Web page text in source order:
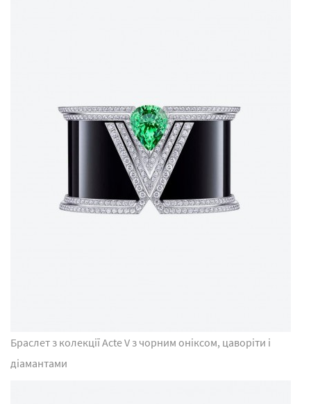
Браслет з колекції Acte V з чорним оніксом, цаворіти і
діамантами